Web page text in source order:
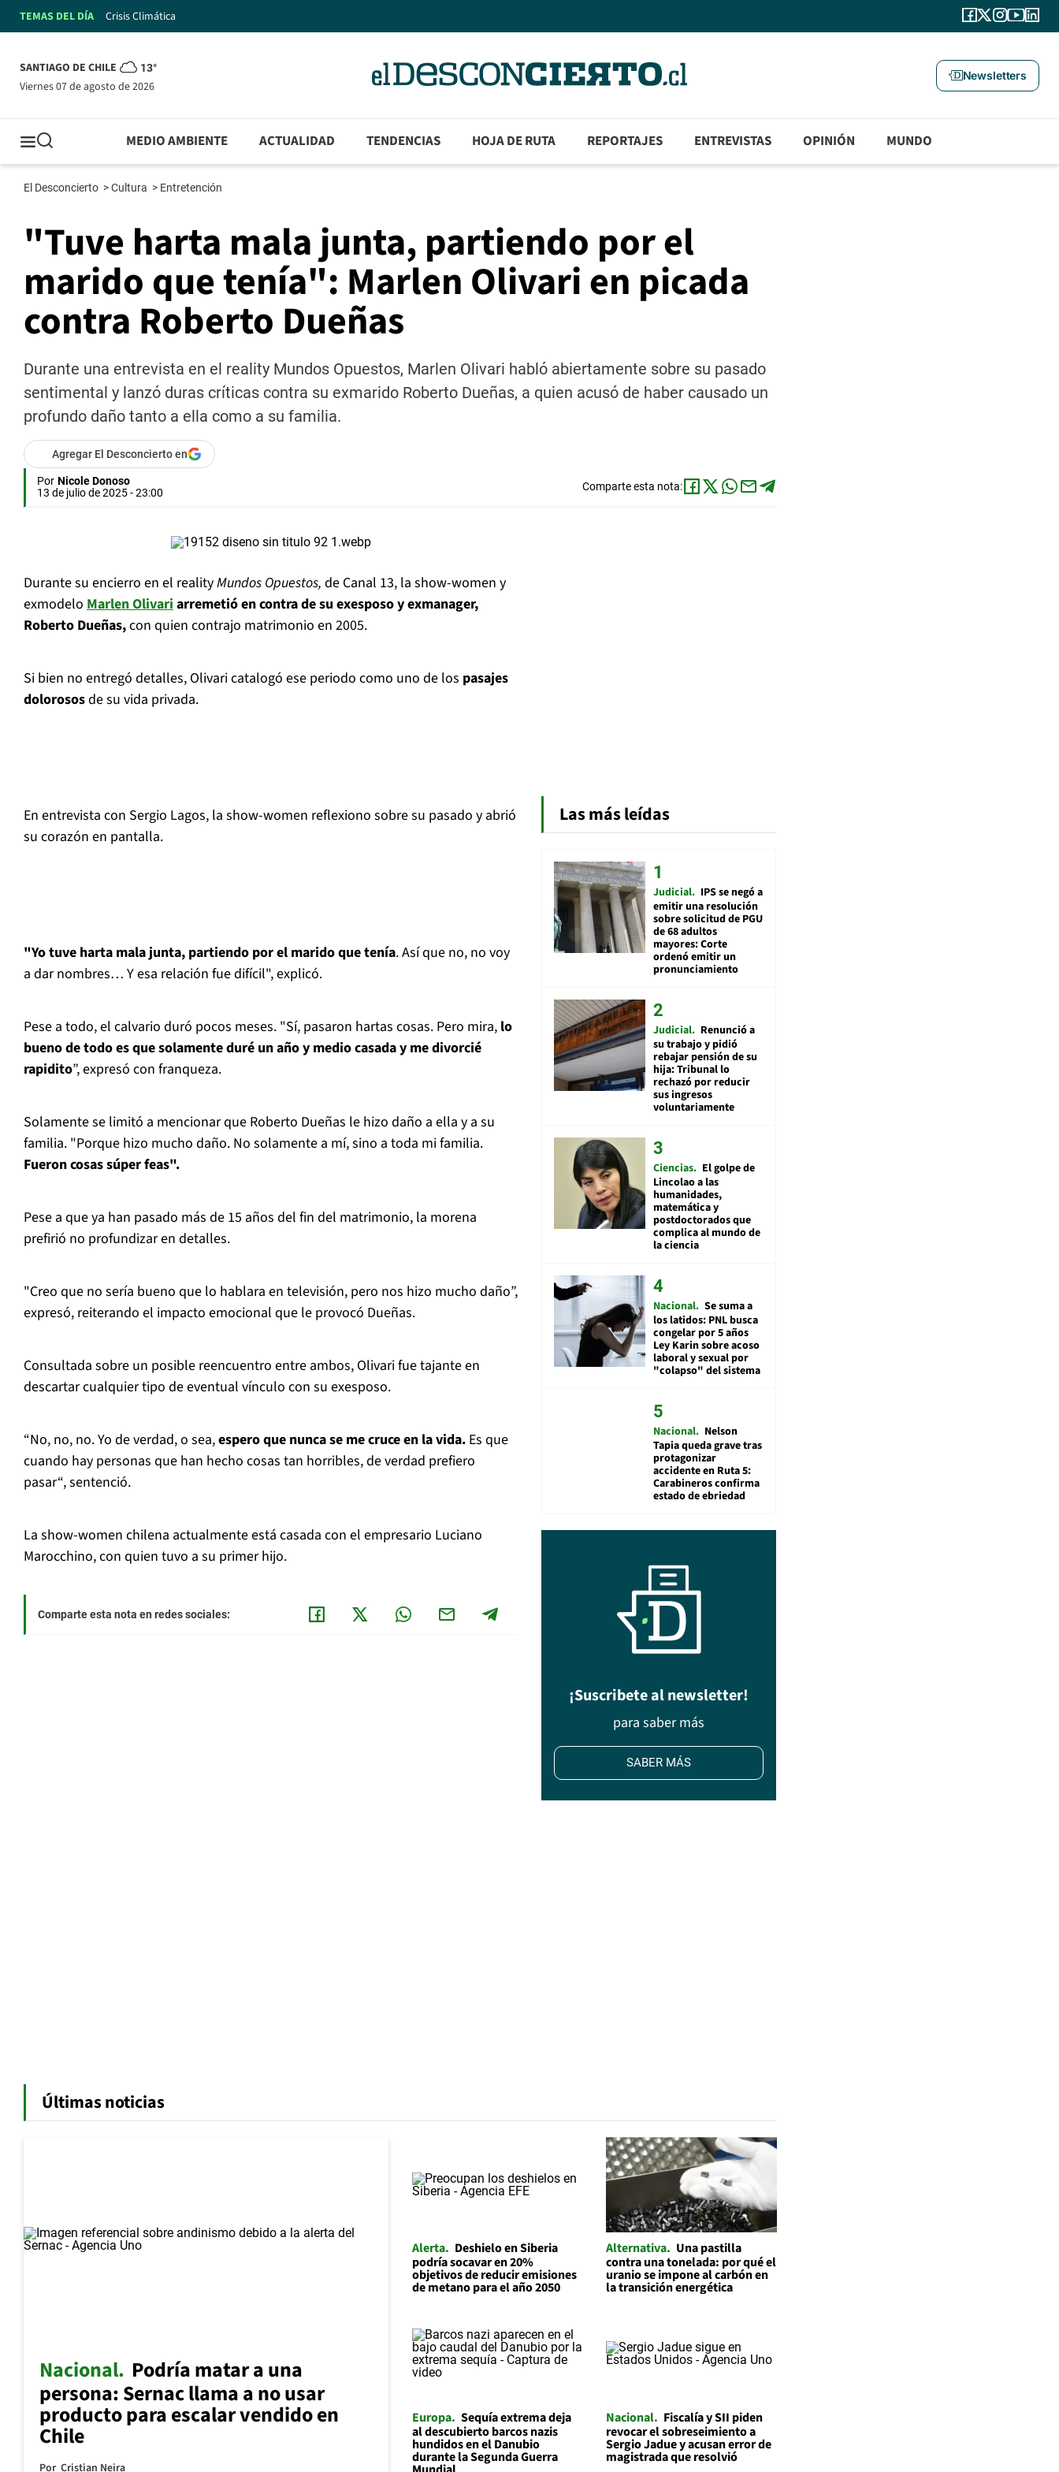
TEMAS DEL DÍA Crisis Climática
SANTIAGO DE CHILE 13°
viernes 07 de agosto de 2026
Newsletters
MEDIO AMBIENTE ACTUALIDAD TENDENCIAS HOJA DE RUTA REPORTAJES ENTREVISTAS OPINIÓN MUNDO
El Desconcierto >Cultura > Entretención
"Tuve harta mala junta, partiendo por el
marido que tenía": Marlen Olivari en picada
contra Roberto Dueñas
Durante una entrevista en el reality Mundos Opuestos, Marlen Olivari habló abiertamente sobre su pasado
sentimental y lanzó duras críticas contra su exmarido Roberto Dueñas, a quien acusó de haber causado un
profundo daño tanto a ella como a su familia.
Agregar El Desconcierto en
Por Nicole Donoso
13 de julio de 2025 - 23:00
Comparte esta nota:
Durante su encierro en el realityMundos Opuestos, de Canal 13, la show-women y
exmodelo Marlen Olivariarremetió en contra de su exesposo y exmanager,
Roberto Dueñas,con quien contrajo matrimonio en 2005.
Si bien no entregó detalles, Olivari catalogó ese periodo como uno de los pasajes
dolorososde su vida privada.
En entrevista con Sergio Lagos, la show-women reflexiono sobre su pasado y abrió
su corazón en pantalla.
"Yo tuve harta mala junta, partiendo por el marido que tenía. Así que no, no voy
a dar nombres… Y esa relación fue difícil", explicó.
Pese a todo, el calvario duró pocos meses. "Sí, pasaron hartas cosas. Pero mira, lo
bueno de todo es que solamente duré un año y medio casada y me divorcié
rapidito”, expresó con franqueza.
Solamente se limitó a mencionar que Roberto Dueñas le hizo daño a ella y a su
familia. "Porque hizo mucho daño. No solamente a mí, sino a toda mi familia.
Fueron cosas súper feas".
Pese a que ya han pasado más de 15 años del fin del matrimonio, la morena
prefirió no profundizar en detalles.
"Creo que no sería bueno que lo hablara en televisión, pero nos hizo mucho daño”,
expresó, reiterando el impacto emocional que le provocó Dueñas.
Consultada sobre un posible reencuentro entre ambos, Olivari fue tajante en
descartar cualquier tipo de eventual vínculo con su exesposo.
“No, no, no. Yo de verdad, o sea,espero que nunca se me cruce en la vida. Es que
cuando hay personas que han hecho cosas tan horribles, de verdad prefiero
pasar“, sentenció.
La show-women chilena actualmente está casada con el empresario Luciano
Marocchino, con quien tuvo a su primer hijo.
Comparte esta nota en redes sociales:
Las más leídas
Judicial IPS se negó a
emitir una resolución
sobre solicitud de PGU
de 68 adultos
mayores: Corte
ordenó emitir un
pronunciamiento
Judicial Renunció a
su trabajo y pidió
rebajar pensión de su
hija: Tribunal lo
rechazó por reducir
sus ingresos
voluntariamente
Ciencias El golpe de
Lincolao a las
humanidades,
matemática y
postdoctorados que
complica al mundo de
la ciencia
Nacional Se suma a
los latidos: PNL busca
congelar por 5 años
Ley Karin sobre acoso
laboral y sexual por
"colapso" del sistema
Nacional Nelson
Tapia queda grave tras
protagonizar
accidente en Ruta 5:
Carabineros confirma
estado de ebriedad
¡Suscribete al newsletter!
para saber más
SABER MÁS
Últimas noticias
Nacional Podría matar a una
persona: Sernac llama a no usar
producto para escalar vendido en
Chile
Por Cristian Neira
Alerta
Deshielo en Siberia
podría socavar en 20%
objetivos de reducir emisiones
de metano para el año 2050
Alternativa Una pastilla
contra una tonelada: por qué el
uranio se impone al carbón en
la transición energética
Europa Sequía extrema deja
al descubierto barcos nazis
hundidos en el Danubio
durante la Segunda Guerra
Nacional Fiscalía y SII piden
revocar el sobreseimiento a
Sergio Jadue y acusan error de
magistrada que resolvió